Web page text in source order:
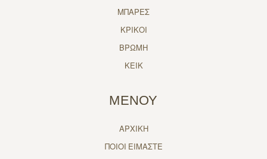
ΜΠΑΡΕΣ
ΚΡΙΚΟΙ
ΒΡΩΜΗ
ΚΕΙΚ
ΜΕΝΟΥ
ΑΡΧΙΚΗ
ΠΟΙΟΙ ΕΙΜΑΣΤΕ